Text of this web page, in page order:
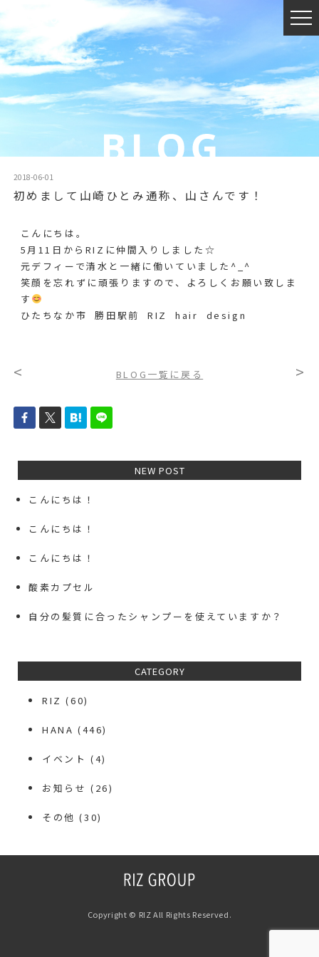
2018-06-01
初めまして山崎ひとみ通称、山さんです！
こんにちは。
5月11日からRIZに仲間入りしました☆
元デフィーで清水と一緒に働いていました^_^
笑顔を忘れずに頑張りますので、よろしくお願い致しま
す
ひたちなか市 勝田駅前 RIZ hair design
< BLOG一覧に戻る >
NEW POST
こんにちは！
こんにちは！
こんにちは！
酸素カプセル
自分の髪質に合ったシャンプーを使えていますか？
CATEGORY
RIZ (60)
HANA (446)
イベント (4)
お知らせ (26)
その他 (30)
Copyright © RIZ All Rights Reserved.